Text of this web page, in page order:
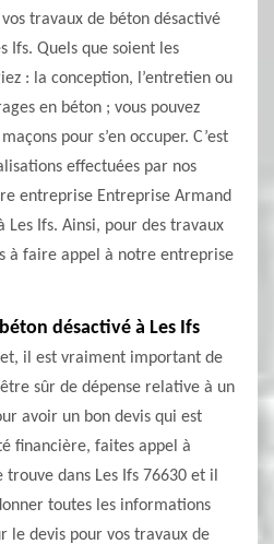
travaux de béton désactivé
Ifs. Quels que soient les
: la conception, l’entretien ou
en béton ; vous pouvez
pour s’en occuper. C’est
effectuées par nos
entreprise Entreprise Armand
Ifs. Ainsi, pour des travaux
à faire appel à notre entreprise
désactivé à Les Ifs
il est vraiment important de
sûr de dépense relative à un
avoir un bon devis qui est
financière, faites appel à
dans Les Ifs 76630 et il
toutes les informations
le devis pour vos travaux de